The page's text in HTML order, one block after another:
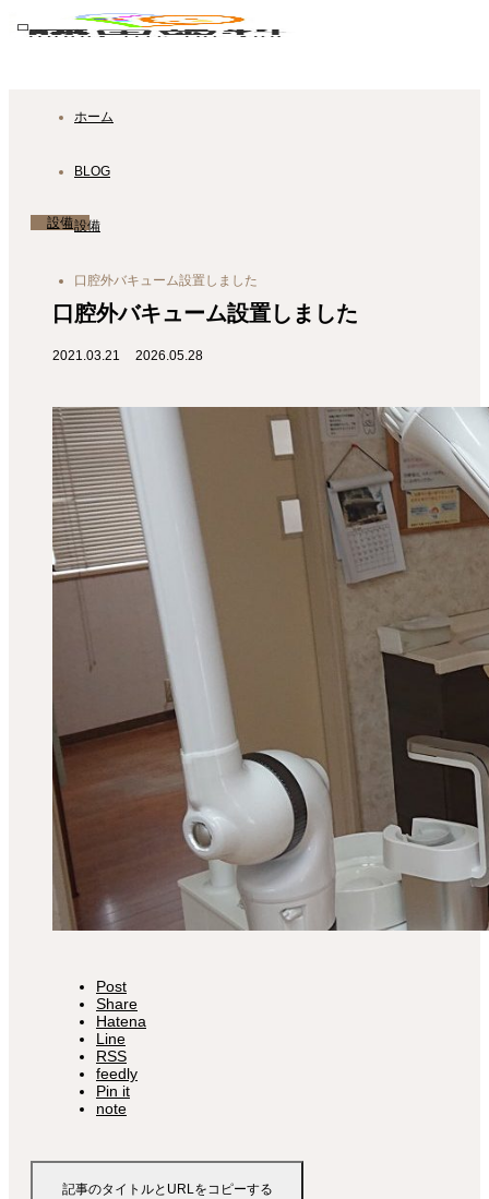
ホーム
BLOG
設備
口腔外バキューム設置しました
設備
口腔外バキューム設置しました
2021.03.21 2026.05.28
Post
Share
Hatena
Line
RSS
feedly
Pin it
note
記事のタイトルとURLをコピーする
TOP
歯科医師紹介
診療内容
BLOG
オンライン予約